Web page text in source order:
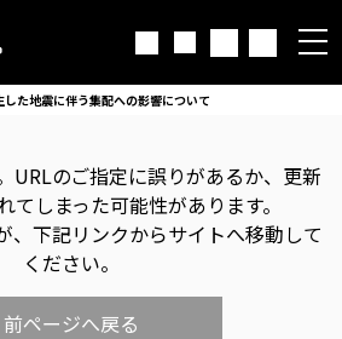
した地震に伴う集配への影響について
URLのご指定に誤りがあるか、更新
てしまった可能性があります。
、下記リンクからサイトへ移動して
ください。
前ページへ戻る